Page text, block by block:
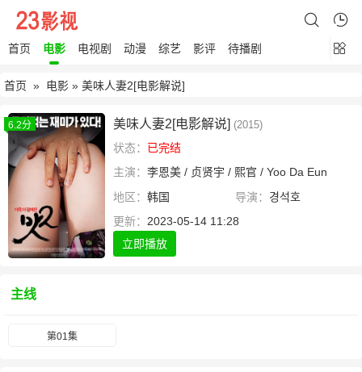
首页 电影 电视剧 动漫 综艺 影评 待播剧
首页 » 电影 » 美味人妻2[电影解说]
6.2分 美味人妻2[电影解说] (2015)
状态： 已完结
主演： 李恩美 / 贞贤宇 / 熙官 / Yoo Da Eun
地区： 韩国 导演： 경석호
更新： 2023-05-14 11:28
立即播放
主线
第01集